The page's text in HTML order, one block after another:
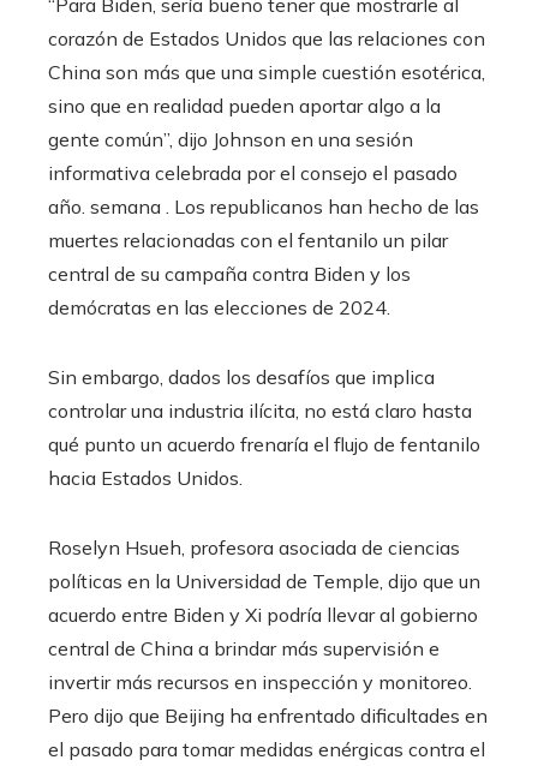
“Para Biden, sería bueno tener que mostrarle al
corazón de Estados Unidos que las relaciones con
China son más que una simple cuestión esotérica,
sino que en realidad pueden aportar algo a la
gente común”, dijo Johnson en una sesión
informativa celebrada por el consejo el pasado
año. semana . Los republicanos han hecho de las
muertes relacionadas con el fentanilo un pilar
central de su campaña contra Biden y los
demócratas en las elecciones de 2024.
Sin embargo, dados los desafíos que implica
controlar una industria ilícita, no está claro hasta
qué punto un acuerdo frenaría el flujo de fentanilo
hacia Estados Unidos.
Roselyn Hsueh, profesora asociada de ciencias
políticas en la Universidad de Temple, dijo que un
acuerdo entre Biden y Xi podría llevar al gobierno
central de China a brindar más supervisión e
invertir más recursos en inspección y monitoreo.
Pero dijo que Beijing ha enfrentado dificultades en
el pasado para tomar medidas enérgicas contra el